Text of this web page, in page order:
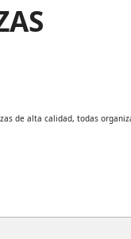
de alta calidad, todas